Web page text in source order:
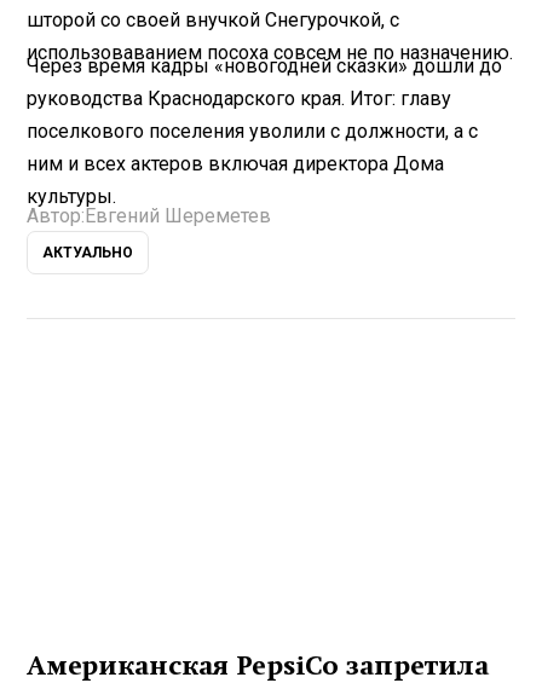
шторой со своей внучкой Снегурочкой, с
использоваванием посоха совсем не по назначению.
Через время кадры «новогодней сказки» дошли до
руководства Краснодарского края. Итог: главу
поселкового поселения уволили с должности, а с
ним и всех актеров включая директора Дома
культуры.
Автор: Евгений Шереметев
АКТУАЛЬНО
Американская PepsiCo запретила